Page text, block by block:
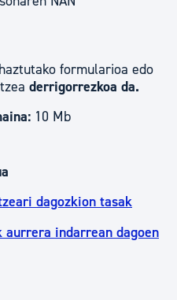
formularioa edo
derrigorrezkoa da.
10 Mb
dagozkion tasak
indarrean dagoen